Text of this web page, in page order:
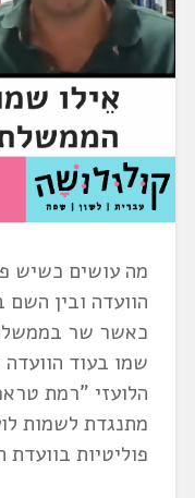
מה עושים כשיש
הוועדה ובין
כאשר שר
שמו בעוד
הלועזי "רמת
מתנגדת לשמות
פוליטיות